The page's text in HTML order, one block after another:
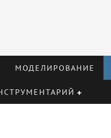
МОДЕЛИРОВАНИЕ